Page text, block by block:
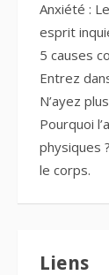
Anxiété :
esprit
5 causes
Entrez
N’ayez
Pourquoi
physiques
le corps.
Liens